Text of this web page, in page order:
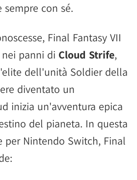
con sé.
Final Fantasy VII
panni di Cloud Strife,
dell'unità Soldier della
diventato un
inizia un'avventura epica
del pianeta. In questa
per Nintendo Switch, Final